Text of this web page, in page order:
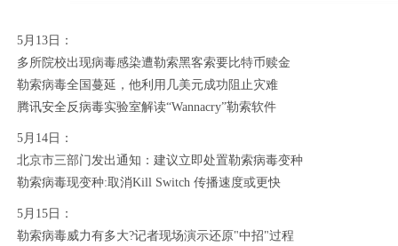
5月13日：
多所院校出现病毒感染遭勒索黑客索要比特币赎金
勒索病毒全国蔓延，他利用几美元成功阻止灾难
腾讯安全反病毒实验室解读“Wannacry”勒索软件
5月14日：
北京市三部门发出通知：建议立即处置勒索病毒变种
勒索病毒现变种:取消Kill Switch 传播速度或更快
5月15日：
勒索病毒威力有多大?记者现场演示还原"中招"过程